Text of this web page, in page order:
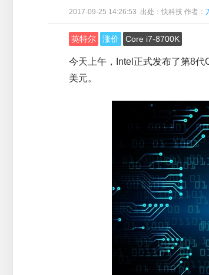
2017-09-25 14:26:53 出处：快科技 作者：
英特尔 涨价 Core i7-8700K
今天上午，Intel正式发布了第8
美元。